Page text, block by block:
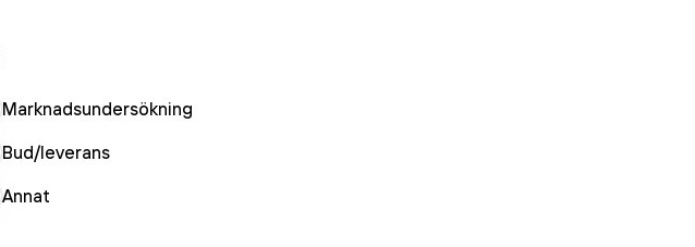
Marknadsundersökning
Bud/leverans
Annat